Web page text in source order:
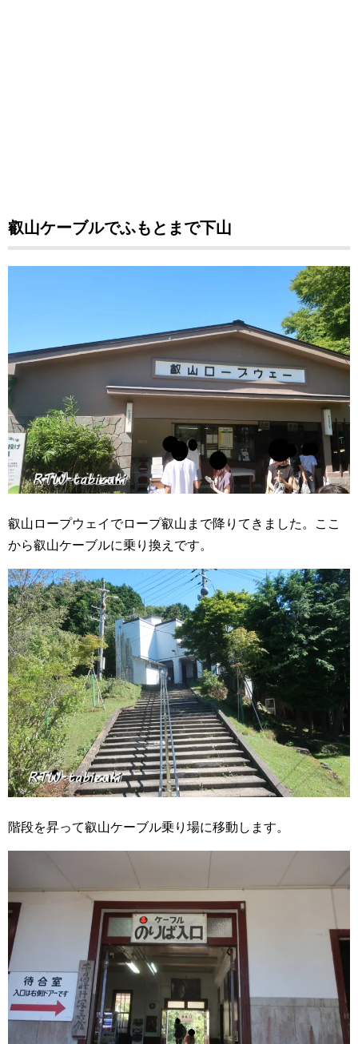
叡山ケーブルでふもとまで下山
叡山ロープウェイでロープ叡山まで降りてきました。ここ
から叡山ケーブルに乗り換えです。
階段を昇って叡山ケーブル乗り場に移動します。